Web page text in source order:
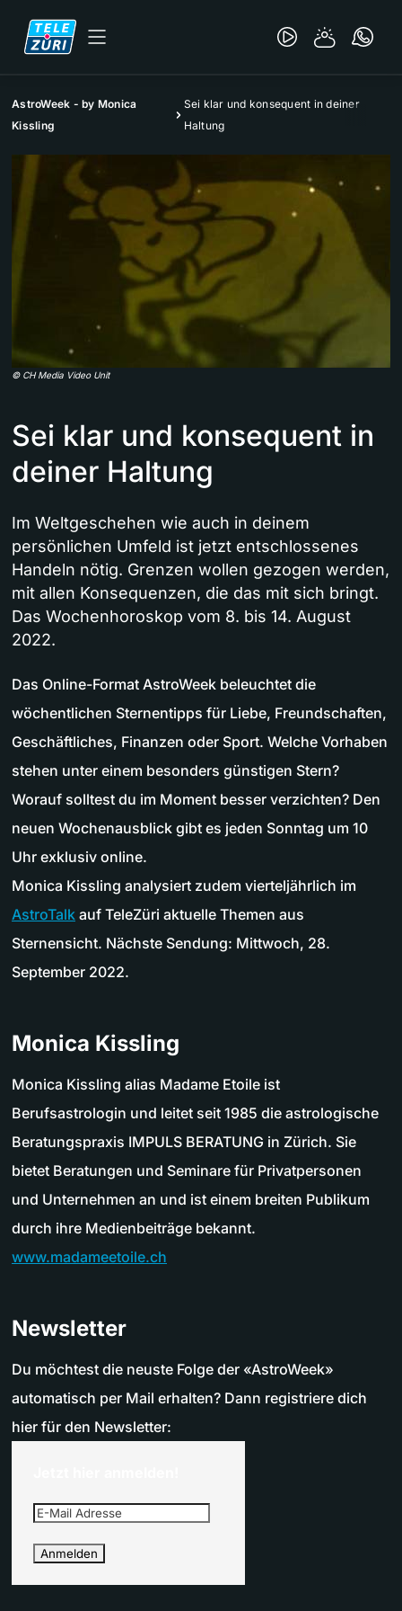
AstroWeek - by Monica
Kissling
Sei klar und konsequent in deiner
Haltung
© CH Media Video Unit
Sei klar und konsequent in
deiner Haltung
Im Weltgeschehen wie auch in deinem
persönlichen Umfeld ist jetzt entschlossenes
Handeln nötig. Grenzen wollen gezogen werden,
mit allen Konsequenzen, die das mit sich bringt.
Das Wochenhoroskop vom 8. bis 14. August
2022.
Das Online-Format AstroWeek beleuchtet die
wöchentlichen Sternentipps für Liebe, Freundschaften,
Geschäftliches, Finanzen oder Sport. Welche Vorhaben
stehen unter einem besonders günstigen Stern?
Worauf solltest du im Moment besser verzichten? Den
neuen Wochenausblick gibt es jeden Sonntag um 10
Uhr exklusiv online.
Monica Kissling analysiert zudem vierteljährlich im
AstroTalk auf TeleZüri aktuelle Themen aus
Sternensicht. Nächste Sendung: Mittwoch, 28.
September 2022.
Monica Kissling
Monica Kissling alias Madame Etoile ist
Berufsastrologin und leitet seit 1985 die astrologische
Beratungspraxis IMPULS BERATUNG in Zürich. Sie
bietet Beratungen und Seminare für Privatpersonen
und Unternehmen an und ist einem breiten Publikum
durch ihre Medienbeiträge bekannt.
www.madameetoile.ch
Newsletter
Du möchtest die neuste Folge der «AstroWeek»
automatisch per Mail erhalten? Dann registriere dich
hier für den Newsletter: